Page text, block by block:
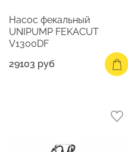
Насос фекальный
UNIPUMP FEKACUT
V1300DF
29103 руб